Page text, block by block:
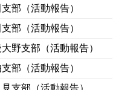
部（活動報告）
部（活動報告）
野支部（活動報告）
部（活動報告）
支部（活動報告）